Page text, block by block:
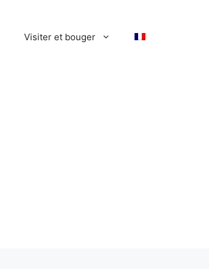
Visiter et bouger